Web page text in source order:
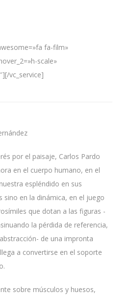
fa-film»
scale»
vc_service]
por el paisaje, Carlos Pardo
en el cuerpo humano, en el
espléndido en sus
sino en la dinámica, en el juego
que dotan a las figuras -
la pérdida de referencia,
de una impronta
a convertirse en el soporte
sobre músculos y huesos,